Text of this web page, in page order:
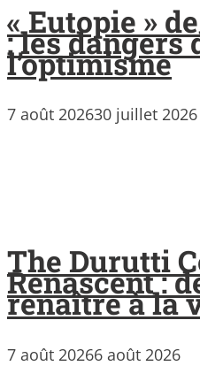
« Eutopie »
: les dangers
l’optimisme
7 août 202630 juillet 2026
The Durutti
Renascent :
renaître à la
7 août 20266 août 2026